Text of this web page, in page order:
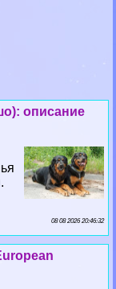
описание
08 08 2026 20:46:32